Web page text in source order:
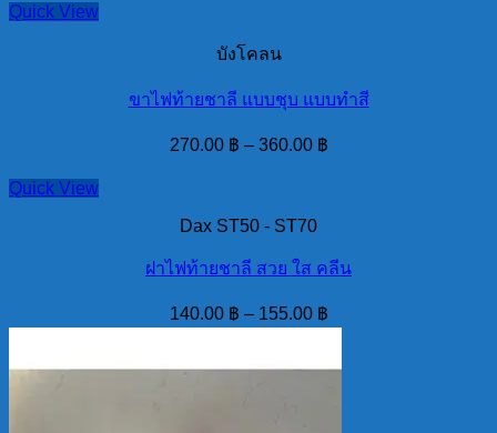
Quick View
บังโคลน
ขาไฟท้ายชาลี แบบชุบ แบบทำสี
270.00 ฿ – 360.00 ฿
Quick View
Dax ST50 - ST70
ฝาไฟท้ายชาลี สวย ใส คลีน
140.00 ฿ – 155.00 ฿